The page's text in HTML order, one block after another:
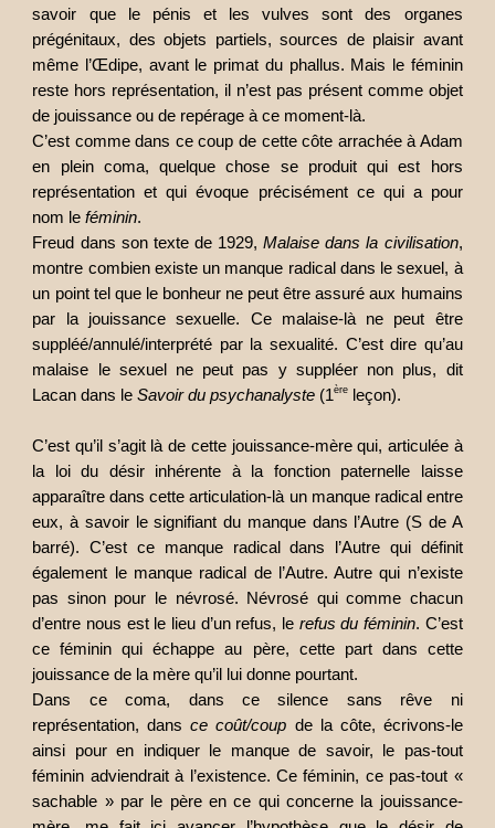
savoir que le pénis et les vulves sont des organes
prégénitaux, des objets partiels, sources de plaisir avant
même l’Œdipe, avant le primat du phallus. Mais le féminin
reste hors représentation, il n’est pas présent comme objet
de jouissance ou de repérage à ce moment-là.
C’est comme dans ce coup de cette côte arrachée à Adam
en plein coma, quelque chose se produit qui est hors
représentation et qui évoque précisément ce qui a pour
nom le féminin.
Freud dans son texte de 1929,Malaise dans la civilisation,
montre combien existe un manque radical dans le sexuel, à
un point tel que le bonheur ne peut être assuré aux humains
par la jouissance sexuelle. Ce malaise-là ne peut être
suppléé/annulé/interprété par la sexualité. C’est dire qu’au
malaise le sexuel ne peut pas y suppléer non plus, dit
Lacan dans leSavoir du psychanalyste (1ère leçon).
C’est qu’il s’agit là de cette jouissance-mère qui, articulée à
la loi du désir inhérente à la fonction paternelle laisse
apparaître dans cette articulation-là un manque radical entre
eux, à savoir le signifiant du manque dans l’Autre (S de A
barré). C’est ce manque radical dans l’Autre qui définit
également le manque radical de l’Autre. Autre qui n’existe
pas sinon pour le névrosé. Névrosé qui comme chacun
d’entre nous est le lieu d’un refus, le refus du féminin. C’est
ce féminin qui échappe au père, cette part dans cette
jouissance de la mère qu’il lui donne pourtant.
Dans ce coma, dans ce silence sans rêve ni
représentation, dansce coût/coup de la côte, écrivons-le
ainsi pour en indiquer le manque de savoir, le pas-tout
féminin adviendrait à l’existence. Ce féminin, ce pas-tout «
sachable » par le père en ce qui concerne la jouissance-